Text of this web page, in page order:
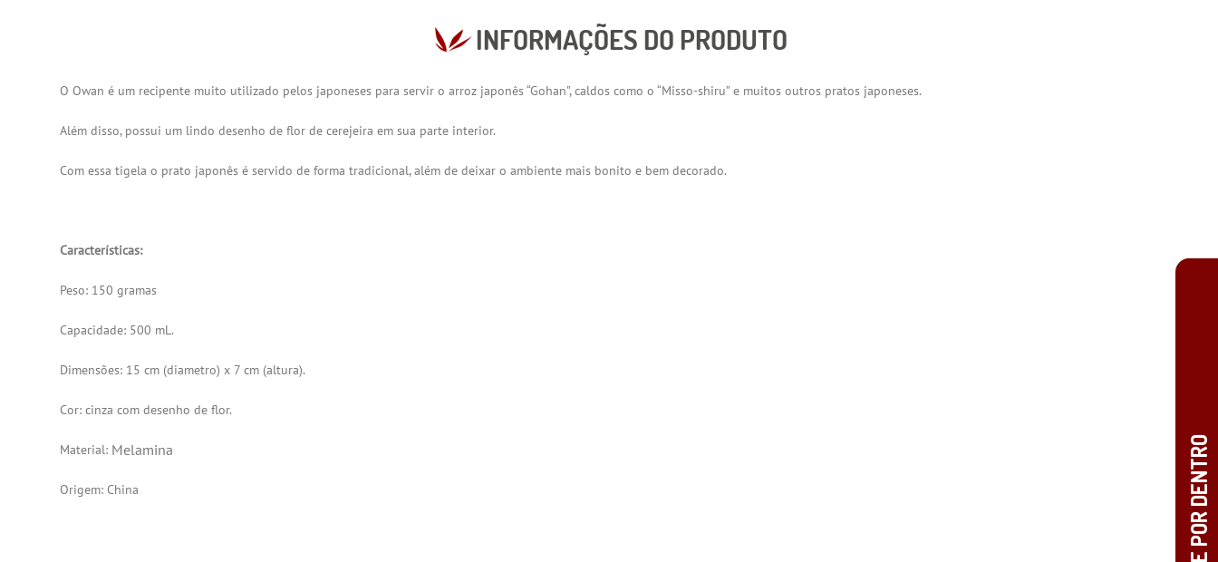
INFORMAÇÕES DO PRODUTO
O Owan é um recipente muito utilizado pelos japoneses para servir o arroz japonês “Gohan”, caldos como o “Misso-shiru” e muitos outros pratos japoneses.
Além disso, possui um lindo desenho de flor de cerejeira em sua parte interior.
Com essa tigela o prato japonês é servido de forma tradicional, além de deixar o ambiente mais bonito e bem decorado.
Características:
Peso: 150 gramas
Capacidade: 500 mL.
Dimensões: 15 cm (diametro) x 7 cm (altura).
Cor: cinza com desenho de flor.
Material: Melamina
Origem: China